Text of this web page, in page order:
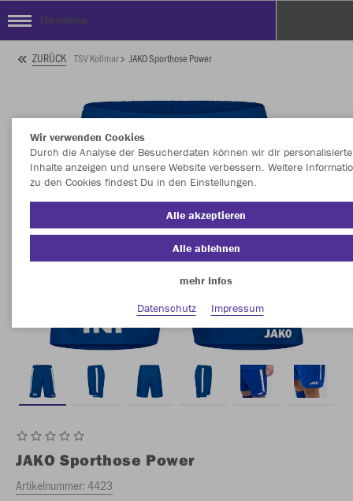
TSV Kollmar
ZURÜCK TSV Kollmar JAKO Sporthose Power
JAKO Sporthose Power
Artikelnummer:4423
Wir verwenden Cookies
Durch die Analyse der Besucherdaten können wir dir personalisierte
Inhalte anzeigen und unsere Website verbessern. Weitere
zu den Cookies findest Du in den Einstellungen.
Alle akzeptieren
Alle ablehnen
mehr Infos
Datenschutz
Impressum